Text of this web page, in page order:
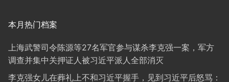
本月热门档案
上海武警司令陈源等27名军官参与谋杀李克强一案，军方
调查并集中关押证人被习近平派人全部消灭
李克强女儿在葬礼上不和习近平握手，见到习近平后怒骂：